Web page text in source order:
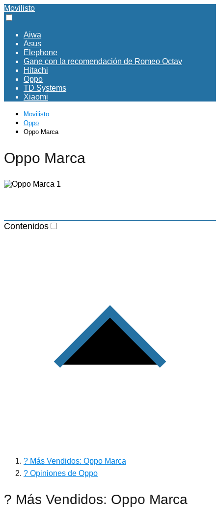
Movilisto
Aiwa
Asus
Elephone
Gane con la recomendación de Romeo Octav
Hitachi
Oppo
TD Systems
Xiaomi
Movilisto
Oppo
Oppo Marca
Oppo Marca
Contenidos
? Más Vendidos: Oppo Marca
? Opiniones de Oppo
? Más Vendidos: Oppo Marca